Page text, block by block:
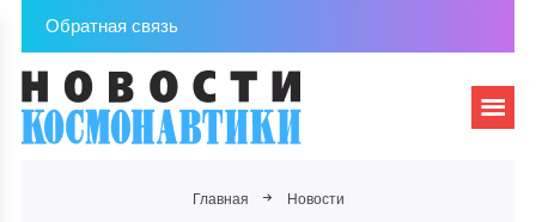
Обратная связь
Главная Новости